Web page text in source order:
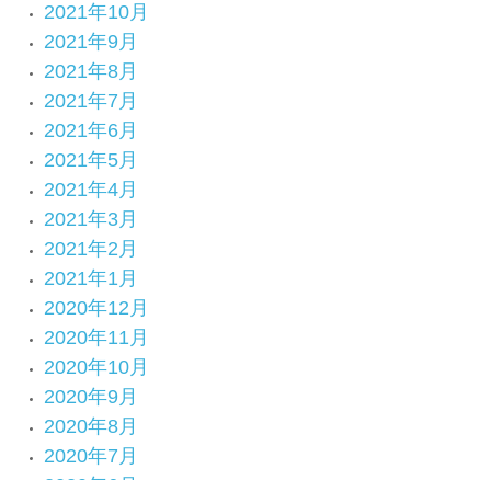
2021年10月
2021年9月
2021年8月
2021年7月
2021年6月
2021年5月
2021年4月
2021年3月
2021年2月
2021年1月
2020年12月
2020年11月
2020年10月
2020年9月
2020年8月
2020年7月